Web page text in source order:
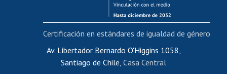
Cursos internos de capacitación
Bienestar del personal
Portal de movilidad interna
Certificado de renta
Certificado de renta honorarios
Av. Libertador Bernardo O'Higgins 1058,
Santiago de Chile, Casa Central
Certificación en estándares de igualdad de género